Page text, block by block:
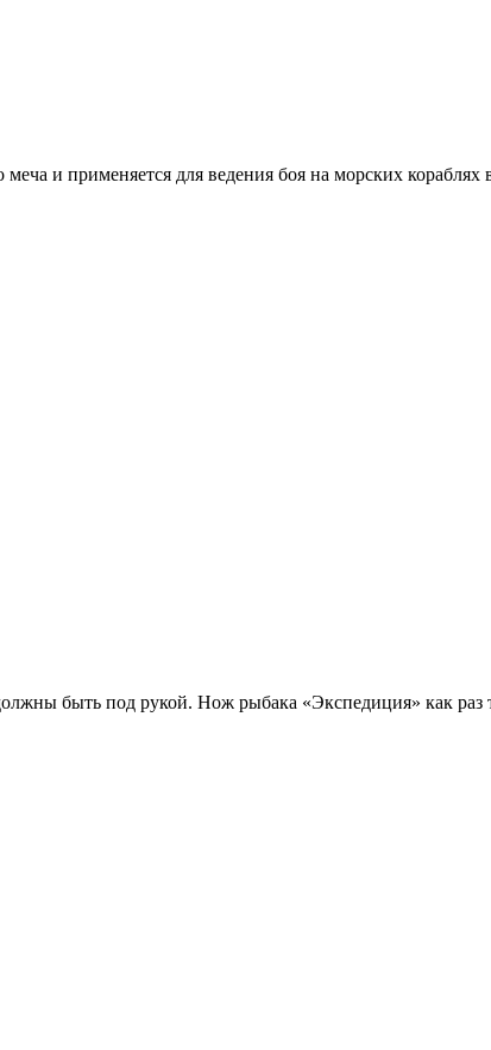
и применяется для ведения боя на морских кораблях
быть под рукой. Нож рыбака «Экспедиция» как раз